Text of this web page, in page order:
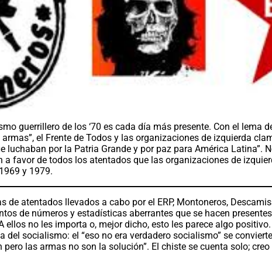
guerrillero de los ‘70 es cada día más presente. Con el lema
el Frente de Todos y las organizaciones de izquierda
luchaban por la Patria Grande y por paz para América Latina”.
a favor de todos los atentados que las organizaciones de
y 1979.
de atentados llevados a cabo por el ERP, Montoneros,
de números y estadísticas aberrantes que se hacen
ellos no les importa o, mejor dicho, esto les parece algo
del socialismo: el “eso no era verdadero socialismo” se
las armas no son la solución”. El chiste se cuenta solo;